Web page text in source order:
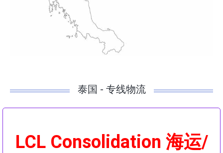
泰国 - 专线物流
LCL Consolidation 海运/